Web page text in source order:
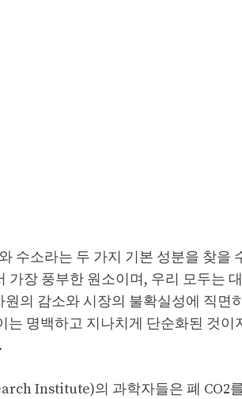
수소라는 두 가지 기본 성분을 찾을
가장 풍부한 원소이며, 우리 모두는
의 감소와 시장의 불확실성에 직면
는 명백하고 지나치게 단순화된 것
Institute)의 과학자들은 폐 CO2